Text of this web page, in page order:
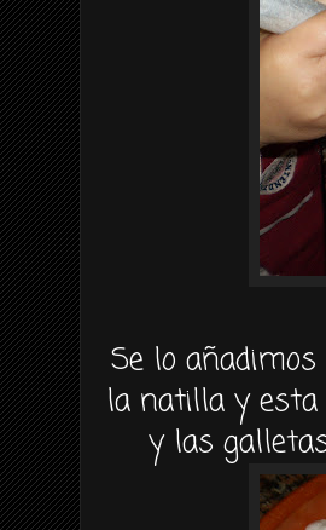
Se lo
la natilla y
y las